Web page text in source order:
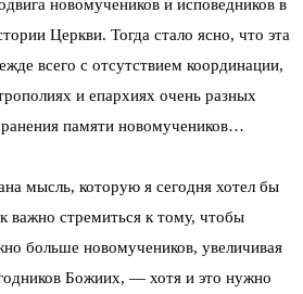
новомучеников и исповедников в
Церкви. Тогда стало ясно, что эта
всего с отсутствием координации,
и епархиях очень разных
памяти новомучеников…
мысль, которую я сегодня хотел бы
важно стремиться к тому, чтобы
больше новомучеников, увеличивая
Божиих, — хотя и это нужно